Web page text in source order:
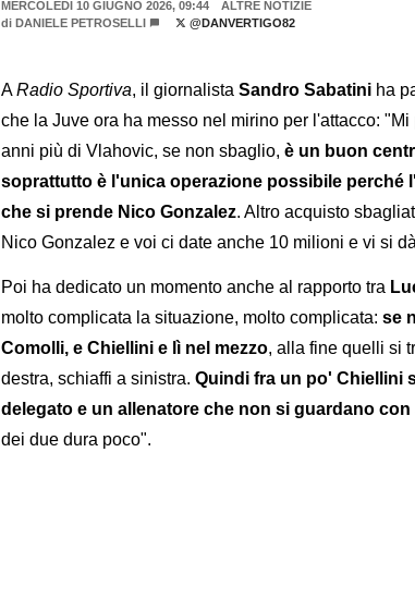
MERCOLEDÌ 10 GIUGNO 2026, 09:44
ALTRE NOTIZIE
di DANIELE PETROSELLI @DANVERTIGO82
ARadio Sportiva, il giornalista Sandro Sabatini ha
che la Juve ora ha messo nel mirino per l'attacco:
anni più di Vlahovic, se non sbaglio, è un buon
soprattutto è l'unica operazione possibile perché
che si prende Nico Gonzalez. Altro acquisto
Nico Gonzalez e voi ci date anche 10 milioni e vi si
Poi ha dedicato un momento anche al rapporto tra
molto complicata la situazione, molto complicata: se
Comolli, e Chiellini e lì nel mezzo, alla fine quelli si
destra, schiaffi a sinistra. Quindi fra un po' Chiellini
delegato e un allenatore che non si guardano
dei due dura poco".